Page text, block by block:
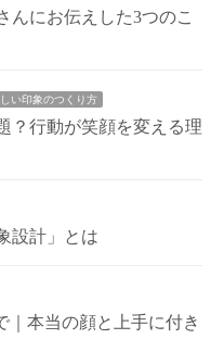
んにお伝えした3つのこ
い印象のつくり方
？行動が笑顔を変える理
設計」とは
｜本当の顔と上手に付き